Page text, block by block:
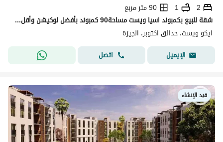
2
1
90 متر مربع
شقة للبيع بكمبوند اسيا ويست مساحة90 كمبوند بأفضل لوكيشن وأقل سعر متر وأفضل لوكيشن مع اقوى شركات الماركت بحدائق اكتوبر
ايكو ويست، حدائق اكتوبر، الجيزة
الإيميل
اتصل
قيد الإنشاء